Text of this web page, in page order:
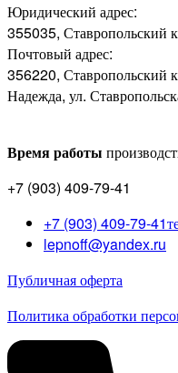
Юридический адрес:
355035, Ставропольский
Почтовый адрес:
356220, Ставропольский
Надежда, ул.
Время работы
+7 (903) 409-79-41
+7 (903) 409-79-
lepnoff@yandex.ru
Публичная оферта
Политика обработки